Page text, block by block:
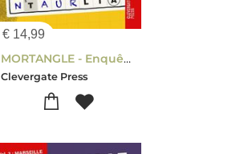
€ 14,99
MORTANGLE - Enquêtes à Toulouse
Clevergate Press